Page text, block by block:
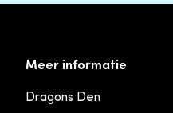
Meer informatie
Dragons Den